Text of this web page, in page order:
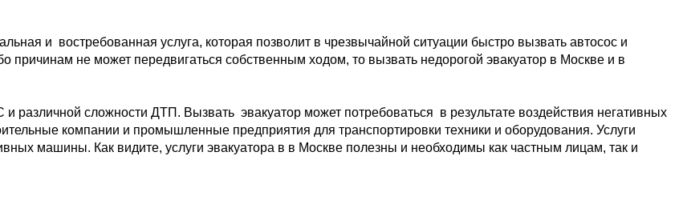
и востребованная услуга, которая позволит в чрезвычайной ситуации быстро вызвать автосос и
причинам не может передвигаться собственным ходом, то вызвать недорогой эвакуатор в Москве и в
и различной сложности ДТП. Вызвать  эвакуатор может потребоваться  в результате воздействия негативных
компании и промышленные предприятия для транспортировки техники и оборудования. Услуги
машины. Как видите, услуги эвакуатора в в Москве полезны и необходимы как частным лицам, так и